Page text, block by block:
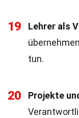
19 Lehrer als
tun.
20 Projekte